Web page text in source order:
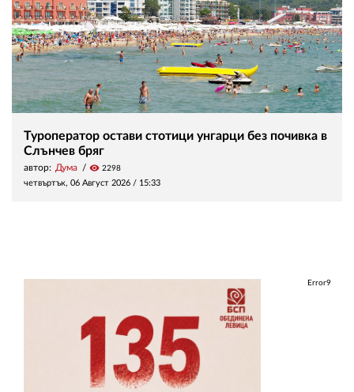
Туроператор остави стотици унгарци без почивка в
Слънчев бряг
автор: Дума visibility 2298
четвъртък, 06 Август 2026 / 15:33
Error9